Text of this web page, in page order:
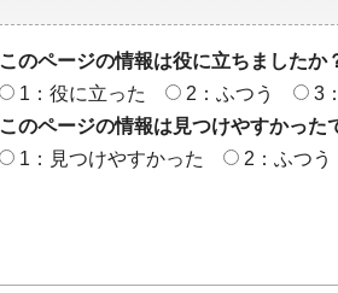
このページの情報は役に立ちましたか
1：役に立った
2：ふつう
3
このページの情報は見つけやすかった
1：見つけやすかった
2：ふつう